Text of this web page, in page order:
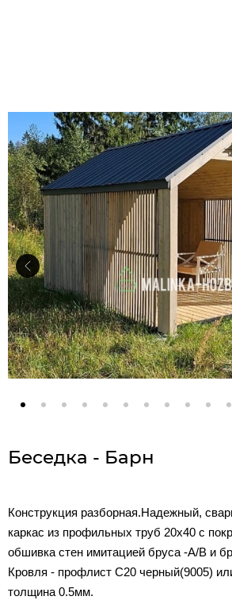
Беседка - Барн
Конструкция разборная.Надежный,
каркас из профильных труб 20х40 с
обшивка стен имитацией бруса -A/B и
Кровля - профлист C20 черный(9005)
толщина 0.5мм.